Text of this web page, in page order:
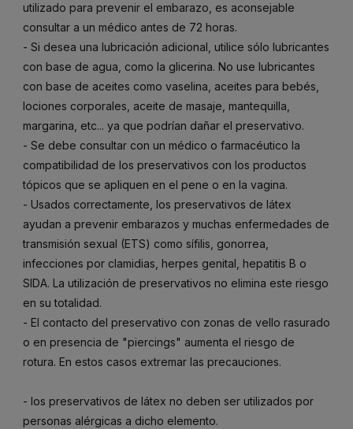
utilizado para prevenir el embarazo, es aconsejable
consultar a un médico antes de 72 horas.
- Si desea una lubricación adicional, utilice sólo lubricantes
con base de agua, como la glicerina. No use lubricantes
con base de aceites como vaselina, aceites para bebés,
lociones corporales, aceite de masaje, mantequilla,
margarina, etc... ya que podrían dañar el preservativo.
- Se debe consultar con un médico o farmacéutico la
compatibilidad de los preservativos con los productos
tópicos que se apliquen en el pene o en la vagina.
- Usados correctamente, los preservativos de látex
ayudan a prevenir embarazos y muchas enfermedades de
transmisión sexual (ETS) como sífilis, gonorrea,
infecciones por clamidias, herpes genital, hepatitis B o
SIDA. La utilización de preservativos no elimina este riesgo
en su totalidad.
- El contacto del preservativo con zonas de vello rasurado
o en presencia de "piercings" aumenta el riesgo de
rotura. En estos casos extremar las precauciones.
- los preservativos de látex no deben ser utilizados por
personas alérgicas a dicho elemento.